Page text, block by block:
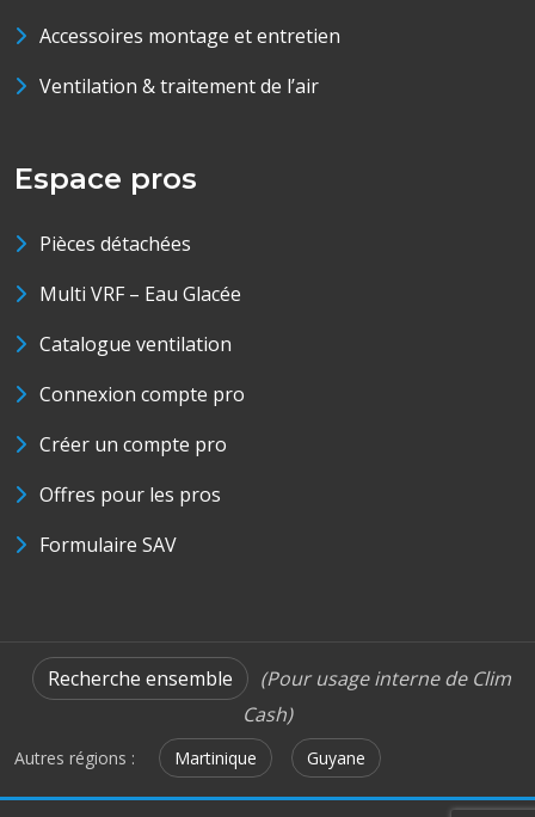
Accessoires montage et entretien
Ventilation & traitement de l’air
Espace pros
Pièces détachées
Multi VRF – Eau Glacée
Catalogue ventilation
Connexion compte pro
Créer un compte pro
Offres pour les pros
Formulaire SAV
Recherche ensemble
(Pour usage interne de Clim
Cash)
Autres régions : Martinique Guyane